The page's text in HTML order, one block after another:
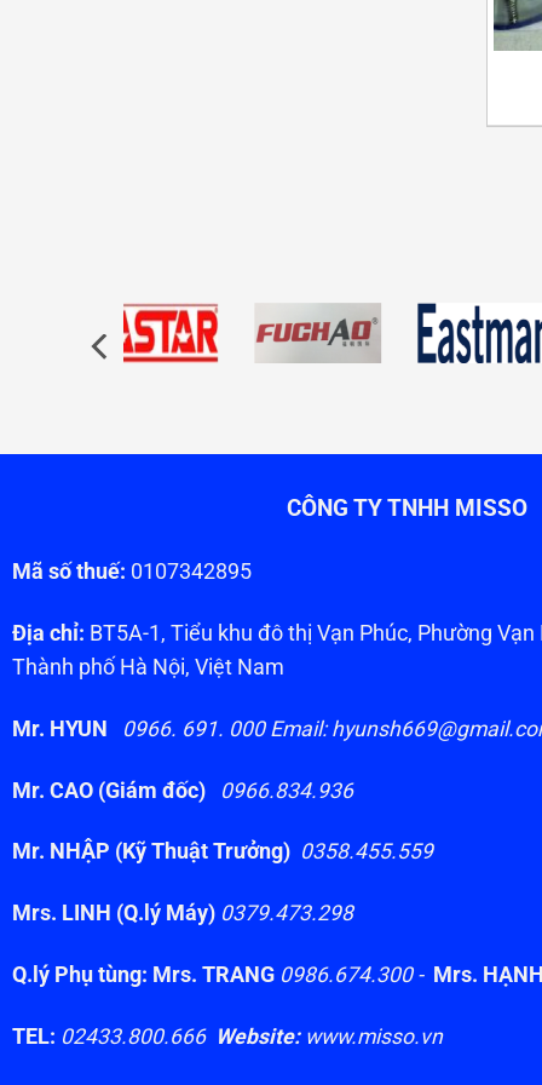
CÔNG TY TNHH MISSO
Mã số thuế: 0107342895
Địa chỉ: BT5A-1, Tiểu khu đô thị Vạn Phúc, Phường
Thành phố Hà Nội, Việt Nam
Mr. HYUN 0966. 691. 000 Email:
Mr. CAO (Giám đốc) 0966.834.936
Mr. NHẬP (Kỹ Thuật Trưởng) 0358.455.559
Mrs. LINH (Q.lý Máy) 0379.473.298
Q.lý Phụ tùng: Mrs. TRANG 0986.674.300 - Mrs.
TEL: 02433.800.666 Website:www.misso.vn